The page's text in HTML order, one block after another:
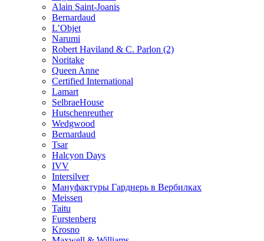
Alain Saint-Joanis
Bernardaud
L’Objet
Narumi
Robert Haviland & C. Parlon (2)
Noritakе
Queen Anne
Certified International
Lamart
SelbraeHouse
Hutschenreuther
Wedgwood
Bernardaud
Tsar
Halcyon Days
IVV
Intersilver
Мануфактуры Гарднерь в Вербилках
Meissen
Taitu
Furstenberg
Krosno